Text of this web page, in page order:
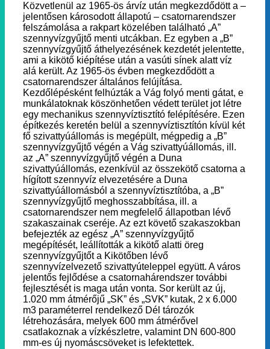
Közvetlenül az 1965-ös árvíz után megkezdődött a –
jelentősen károsodott állapotú – csatornarendszer
felszámolása a rakpart közelében található „A”
szennyvízgyűjtő menti utcákban. Ez egyben a „B”
szennyvízgyűjtő áthelyezésének kezdetét jelentette,
ami a kikötő kiépítése után a vasúti sínek alatt víz
alá került. Az 1965-ös évben megkezdődött a
csatornarendszer általános felújítása.
Kezdőlépésként felhúzták a Vág folyó menti gátat, e
munkálatoknak köszönhetően védett terület jot létre
egy mechanikus szennyvíztisztító felépítésére. Ezen
építkezés keretén belül a szennyvíztisztítón kívül két
fő szivattyúállomás is megépült, mégpedig a „B”
szennyvízgyűjtő végén a Vág szivattyúállomás, ill.
az „A” szennyvízgyűjtő végén a Duna
szivattyúállomás, ezenkívül az összekötő csatorna a
hígított szennyvíz elvezetésére a Duna
szivattyúállomásból a szennyvíztisztítóba, a „B”
szennyvízgyűjtő meghosszabbítása, ill. a
csatornarendszer nem megfelelő állapotban lévő
szakaszainak cseréje. Az ezt követő szakaszokban
befejezték az egész „A” szennyvízgyűjtő
megépítését, leállították a kikötő alatti öreg
szennyvízgyűjtőt a Kikötőben lévő
szennyvízelvezető szivattyúteleppel együtt. A város
jelentős fejlődése a csatornahárendszer további
fejlesztését is maga után vonta. Sor került az új,
1.020 mm átmérőjű „SK” és „SVK” kutak, 2 x 6.000
m3 paraméterrel rendelkező Dél tározók
létrehozására, melyek 600 mm átmérővel
csatlakoznak a vízkészletre, valamint DN 600-800
mm-es új nyomáscsöveket is lefektettek.